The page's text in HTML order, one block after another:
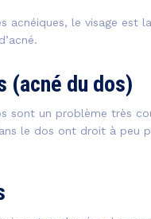
acnéiques, le visage
(acné du dos)
sont un problème très
le dos ont droit à peu